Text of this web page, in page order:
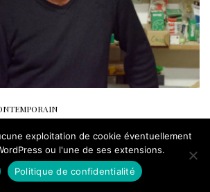
au FRAC Occitanie
rencontre Eric Mangion,
exploitation de cookie éventuellement
ou l'une de ses extensions.
Politique de confidentialité